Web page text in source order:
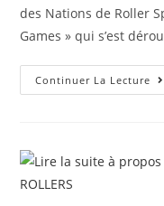
des Nations de Roller
Games » qui s’est
Continuer La Lecture